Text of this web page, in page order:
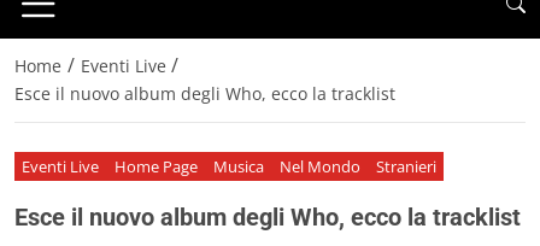
Home / Eventi Live /
Esce il nuovo album degli Who, ecco la tracklist
Eventi Live Home Page Musica Nel Mondo Stranieri
Esce il nuovo album degli Who, ecco la tracklist